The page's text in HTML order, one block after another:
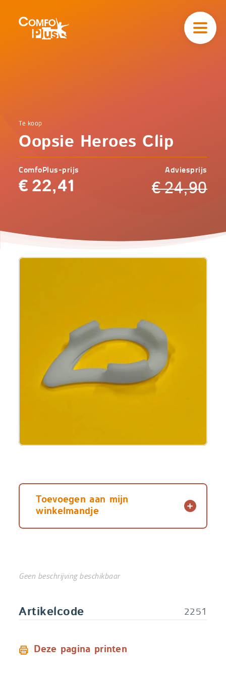
Home
Zorg
Oopsie
Clip
Comfoplus
-
Te koop
Oopsie Heroes Clip
ComfoPlus-prijs
€ 22,41
Adviesprijs
€24,90
navigatieComfoPlus
Product
Heroes
Toevoegen aan mijn
winkelmandje
Geen beschrijving beschikbaar
Artikelcode 2251
Deze pagina printen